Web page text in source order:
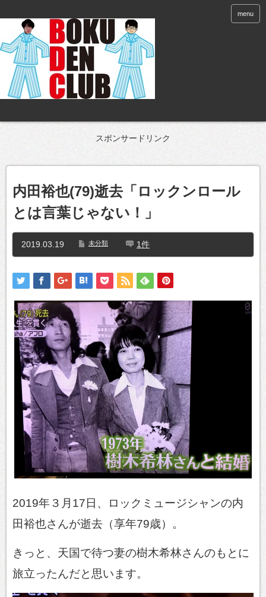
menu
スポンサードリンク
内田裕也(79)逝去「ロックンロール
とは言葉じゃない！」
2019.03.19 未分類 1件
2019年３月17日、ロックミュージシャンの内
田裕也さんが逝去（享年79歳）。
きっと、天国で待つ妻の樹木希林さんのもとに
旅立ったんだと思います。